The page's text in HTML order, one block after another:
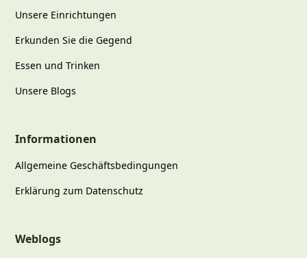
Unsere Einrichtungen
Erkunden Sie die Gegend
Essen und Trinken
Unsere Blogs
Informationen
Allgemeine Geschäftsbedingungen
Erklärung zum Datenschutz
Weblogs